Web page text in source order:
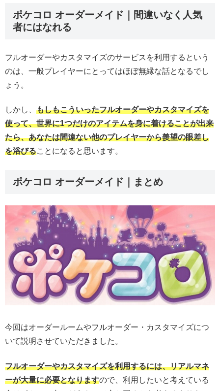
ポケコロ オーダーメイド｜間違いなく人気
者にはなれる
フルオーダーやカスタマイズのサービスを利用するという
のは、一般プレイヤーにとってはほぼ無縁な話となるでし
ょう。
しかし、 もしもこういったフルオーダーやカスタマイズを
使って、世界に1つだけのアイテムを身に着けることが出来
たら、あなたは間違ない他のプレイヤーから羨望の眼差し
を浴びることになると思います。
ポケコロ オーダーメイド｜まとめ
今回はオーダールームやフルオーダー・カスタマイズにつ
いて説明させていただきました。
フルオーダーやカスタマイズを利用するには、リアルマネ
ーが大量に必要となりますので、利用したいと考えている